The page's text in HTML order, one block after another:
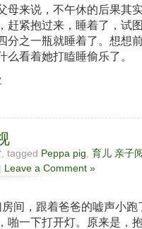
母来说，不午休的后果其
赶紧抱过来，睡着了，试
分之一瓶就睡着了。想想
么看着她打瞌睡偷乐了。
, tagged Peppa pig 育儿 亲子
Leave a Comment »
间，跟着爸爸的嘘声小
啪一下打开灯。原来是，